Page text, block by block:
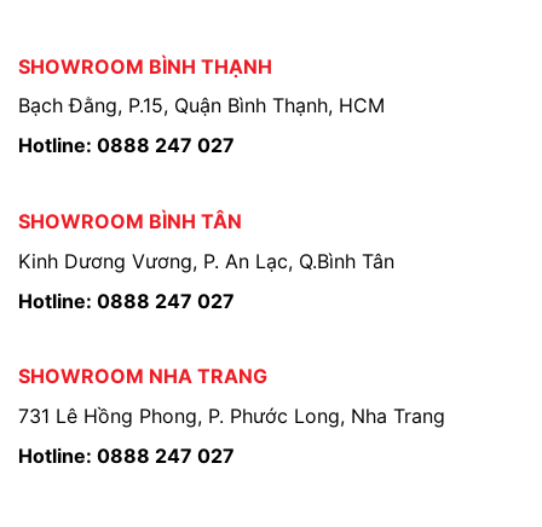
SHOWROOM BÌNH THẠNH
Bạch Đằng, P.15, Quận Bình Thạnh, HCM
Hotline: 0888 247 027
SHOWROOM BÌNH TÂN
Kinh Dương Vương, P. An Lạc, Q.Bình Tân
Hotline: 0888 247 027
SHOWROOM NHA TRANG
731 Lê Hồng Phong, P. Phước Long, Nha Trang
Hotline: 0888 247 027